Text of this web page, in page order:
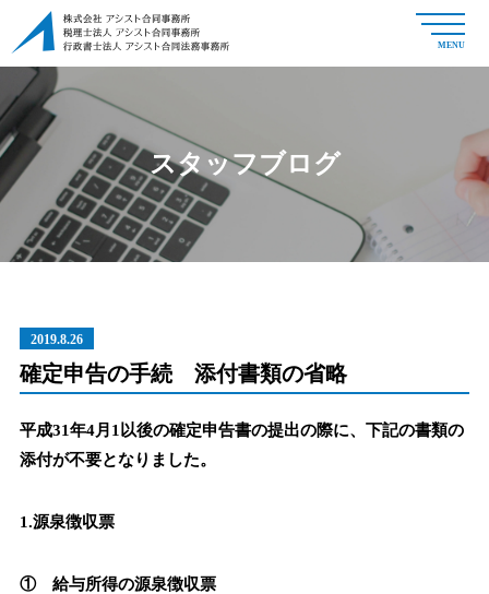
MENU
スタッフブログ
2019.8.26
確定申告の手続 添付書類の省略
平成31年4月1以後の確定申告書の提出の際に、下記の書類の
添付が不要となりました。
1.源泉徴収票
① 給与所得の源泉徴収票